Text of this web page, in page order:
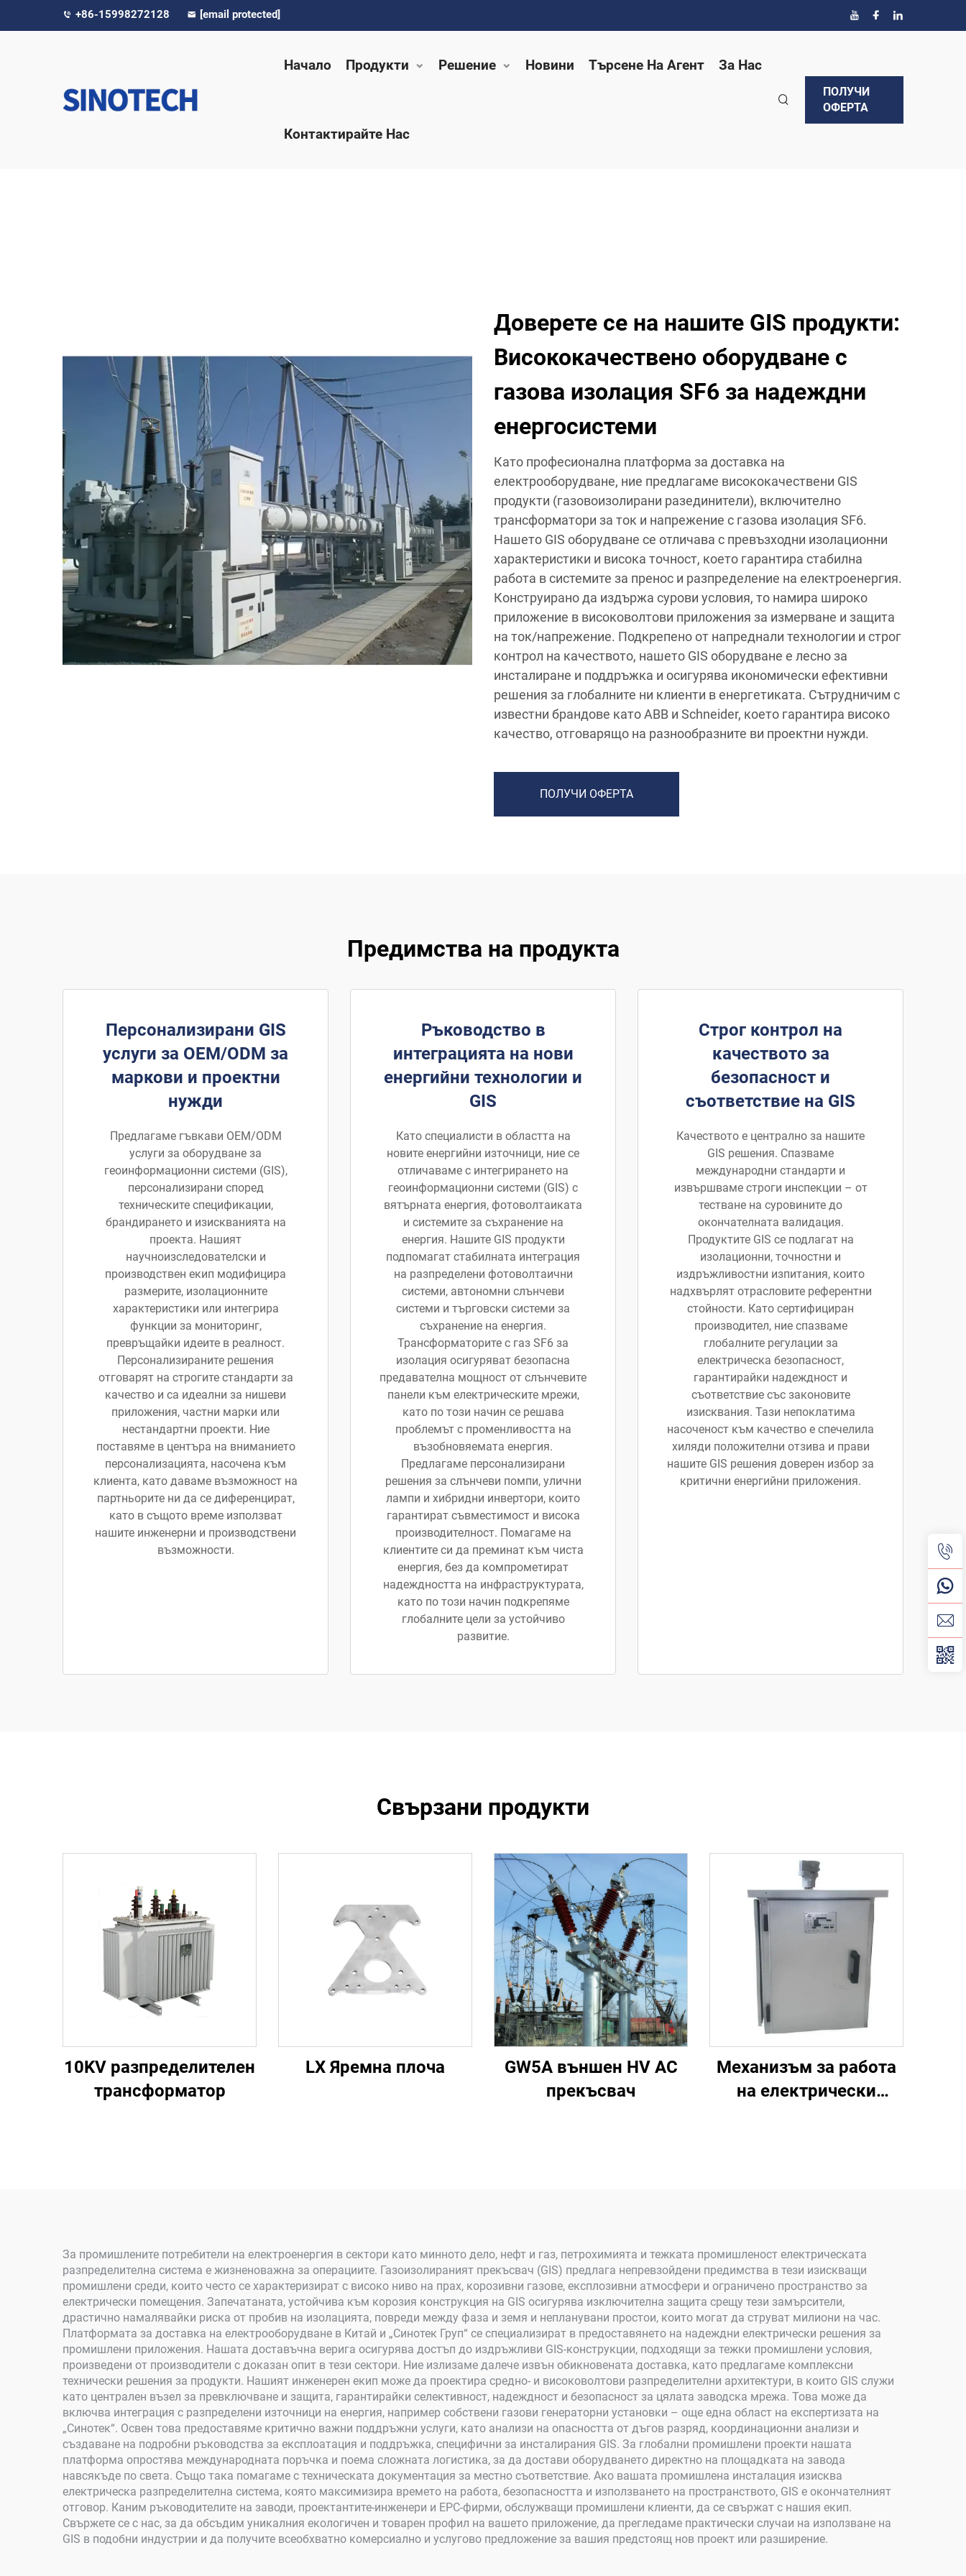
+86-15998272128 [email protected]
Начало Продукти Решение Новини Търсене На Агент За Нас
Контактирайте Нас
ПОЛУЧИ
ОФЕРТА
Доверете се на нашите GIS продукти:
Висококачествено оборудване с
газова изолация SF6 за надеждни
енергосистеми
Като професионална платформа за доставка на
електрооборудване, ние предлагаме висококачествени GIS
продукти (газовоизолирани разединители), включително
трансформатори за ток и напрежение с газова изолация SF6.
Нашето GIS оборудване се отличава с превъзходни изолационни
характеристики и висока точност, което гарантира стабилна
работа в системите за пренос и разпределение на електроенергия.
Конструирано да издържа сурови условия, то намира широко
приложение в високоволтови приложения за измерване и защита
на ток/напрежение. Подкрепено от напреднали технологии и строг
контрол на качеството, нашето GIS оборудване е лесно за
инсталиране и поддръжка и осигурява икономически ефективни
решения за глобалните ни клиенти в енергетиката. Сътрудничим с
известни брандове като ABB и Schneider, което гарантира високо
качество, отговарящо на разнообразните ви проектни нужди.
ПОЛУЧИ ОФЕРТА
Предимства на продукта
Персонализирани GIS
услуги за OEM/ODM за
маркови и проектни
нужди
Предлагаме гъвкави OEM/ODM
услуги за оборудване за
геоинформационни системи (GIS),
персонализирани според
техническите спецификации,
брандирането и изискванията на
проекта. Нашият
научноизследователски и
производствен екип модифицира
размерите, изолационните
характеристики или интегрира
функции за мониторинг,
превръщайки идеите в реалност.
Персонализираните решения
отговарят на строгите стандарти за
качество и са идеални за нишеви
приложения, частни марки или
нестандартни проекти. Ние
поставяме в центъра на вниманието
персонализацията, насочена към
клиента, като даваме възможност на
партньорите ни да се диференцират,
като в същото време използват
нашите инженерни и производствени
възможности.
Ръководство в
интеграцията на нови
енергийни технологии и
GIS
Като специалисти в областта на
новите енергийни източници, ние се
отличаваме с интегрирането на
геоинформационни системи (GIS) с
вятърната енергия, фотоволтаиката
и системите за съхранение на
енергия. Нашите GIS продукти
подпомагат стабилната интеграция
на разпределени фотоволтаични
системи, автономни слънчеви
системи и търговски системи за
съхранение на енергия.
Трансформаторите с газ SF6 за
изолация осигуряват безопасна
предавателна мощност от слънчевите
панели към електрическите мрежи,
като по този начин се решава
проблемът с променливостта на
възобновяемата енергия.
Предлагаме персонализирани
решения за слънчеви помпи, улични
лампи и хибридни инвертори, които
гарантират съвместимост и висока
производителност. Помагаме на
клиентите си да преминат към чиста
енергия, без да компрометират
надеждността на инфраструктурата,
като по този начин подкрепяме
глобалните цели за устойчиво
развитие.
Строг контрол на
качеството за
безопасност и
съответствие на GIS
Качеството е централно за нашите
GIS решения. Спазваме
международни стандарти и
извършваме строги инспекции – от
тестване на суровините до
окончателната валидация.
Продуктите GIS се подлагат на
изолационни, точностни и
издръжливостни изпитания, които
надхвърлят отрасловите референтни
стойности. Като сертифициран
производител, ние спазваме
глобалните регулации за
електрическа безопасност,
гарантирайки надеждност и
съответствие със законовите
изисквания. Тази непоклатима
насоченост към качество е спечелила
хиляди положителни отзива и прави
нашите GIS решения доверен избор за
критични енергийни приложения.
Свързани продукти
10KV разпределителен
трансформатор
LX Яремна плоча
GW5A външен HV AC
прекъсвач
Механизъм за работа
на електрически
За промишлените потребители на електроенергия в сектори като минното дело, нефт и газ, петрохимията и тежката промишленост електрическата
разпределителна система е жизненоважна за операциите. Газоизолираният прекъсвач (GIS) предлага непревзойдени предимства в тези изискващи
промишлени среди, които често се характеризират с високо ниво на прах, корозивни газове, експлозивни атмосфери и ограничено пространство за
електрически помещения. Запечатаната, устойчива към корозия конструкция на GIS осигурява изключителна защита срещу тези замърсители,
драстично намалявайки риска от пробив на изолацията, повреди между фаза и земя и непланувани простои, които могат да струват милиони на час.
Платформата за доставка на електрооборудване в Китай и „Синотек Груп“ се специализират в предоставянето на надеждни електрически решения за
промишлени приложения. Нашата доставъчна верига осигурява достъп до издръжливи GIS-конструкции, подходящи за тежки промишлени условия,
произведени от производители с доказан опит в тези сектори. Ние излизаме далече извън обикновената доставка, като предлагаме комплексни
технически решения за продукти. Нашият инженерен екип може да проектира средно- и високоволтови разпределителни архитектури, в които GIS служи
като централен възел за превключване и защита, гарантирайки селективност, надеждност и безопасност за цялата заводска мрежа. Това може да
включва интеграция с разпределени източници на енергия, например собствени газови генераторни установки – още една област на експертизата на
„Синотек“. Освен това предоставяме критично важни поддръжни услуги, като анализи на опасността от дъгов разряд, координационни анализи и
създаване на подробни ръководства за експлоатация и поддръжка, специфични за инсталирания GIS. За глобални промишлени проекти нашата
платформа опростява международната поръчка и поема сложната логистика, за да достави оборудването директно на площадката на завода
навсякъде по света. Също така помагаме с техническата документация за местно съответствие. Ако вашата промишлена инсталация изисква
електрическа разпределителна система, която максимизира времето на работа, безопасността и използването на пространството, GIS е окончателният
отговор. Каним ръководителите на заводи, проектантите-инженери и EPC-фирми, обслужващи промишлени клиенти, да се свържат с нашия екип.
Свържете се с нас, за да обсъдим уникалния екологичен и товарен профил на вашето приложение, да прегледаме практически случаи на използване на
GIS в подобни индустрии и да получите всеобхватно комерсиално и услугово предложение за вашия предстоящ нов проект или разширение.